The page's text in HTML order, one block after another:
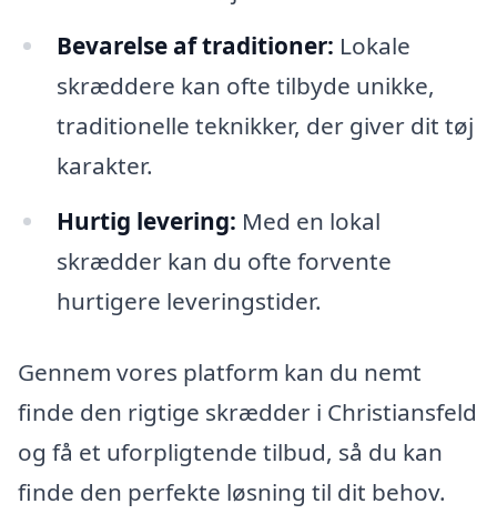
Bevarelse af traditioner: Lokale
skræddere kan ofte tilbyde unikke,
traditionelle teknikker, der giver dit tøj
karakter.
Hurtig levering: Med en lokal
skrædder kan du ofte forvente
hurtigere leveringstider.
Gennem vores platform kan du nemt
finde den rigtige skrædder i Christiansfeld
og få et uforpligtende tilbud, så du kan
finde den perfekte løsning til dit behov.